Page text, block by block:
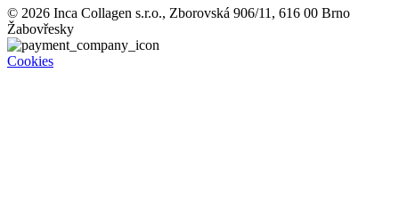
© 2026 Inca Collagen s.r.o., Zborovská 906/11, 616 00 Brno
Žabovřesky
Cookies